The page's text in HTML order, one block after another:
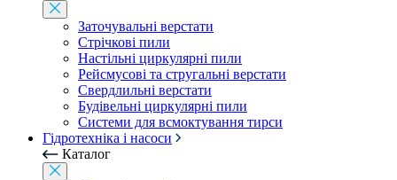
Заточувальні верстати
Стрічкові пили
Настільні циркулярні пили
Рейсмусові та стругальні верстати
Свердлильні верстати
Будівельні циркулярні пили
Системи для всмоктування тирси
Гідротехніка і насоси
Каталог